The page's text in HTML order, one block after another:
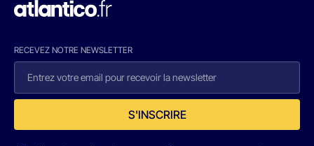
RECEVEZ NOTRE NEWSLETTER
S'INSCRIRE